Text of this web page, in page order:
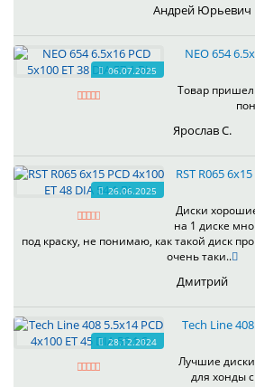
Андрей Юрьевич
06.07.2025
NEO 654
Товар пришел
Ярослав С.
26.06.2025
RST R065
Диски
на 1 диске
под краску, не понимаю, как такой диск
очень таки..
Дмитрий
28.12.2024
Tech Line
Лучшие
для хонды